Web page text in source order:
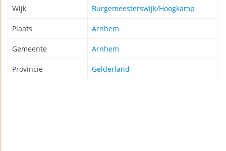
Wijk Burgemeesterswijk/Hoogkamp
Plaats Arnhem
Gemeente Arnhem
Provincie Gelderland